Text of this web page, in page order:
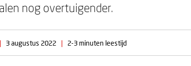
nog overtuigender.
| 3 augustus 2022 | 2-3 minuten leestijd